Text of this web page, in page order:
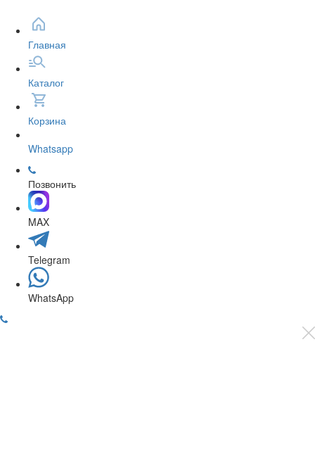
Главная
Каталог
Корзина
Whatsapp
Позвонить
MAX
Telegram
WhatsApp